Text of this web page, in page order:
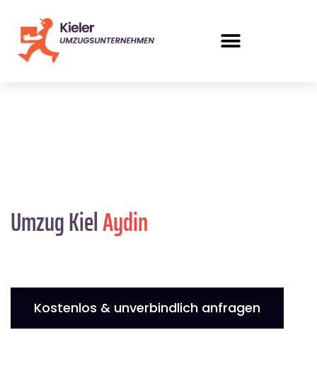
Umzug KielAydin
Kostenlos & unverbindlich anfragen